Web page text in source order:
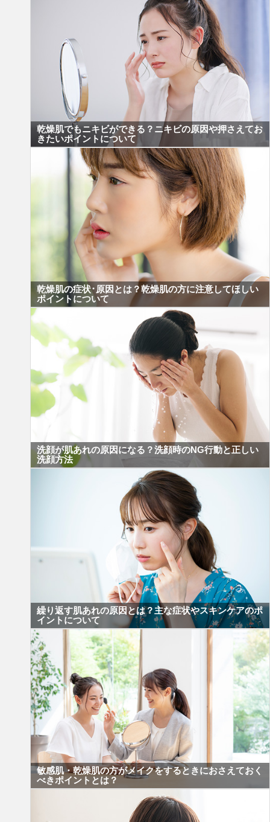
乾燥肌でもニキビができる？ニキビの原因や押さえてお
きたいポイントについて
乾燥肌の症状･原因とは？乾燥肌の方に注意してほしい
ポイントについて
洗顔が肌あれの原因になる？洗顔時のNG行動と正しい
洗顔方法
繰り返す肌あれの原因とは？主な症状やスキンケアのポ
イントについて
敏感肌・乾燥肌の方がメイクをするときにおさえておく
べきポイントとは？